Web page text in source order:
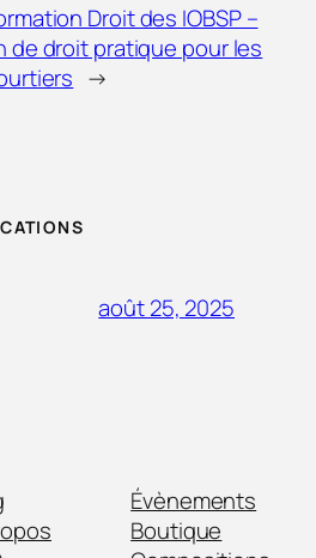
Droit des IOBSP –
de droit pratique pour les
→
août 25, 2025
Évènements
Boutique